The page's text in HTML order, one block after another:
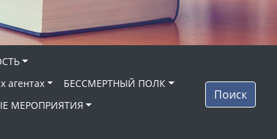
агентах
БЕССМЕРТНЫЙ ПОЛК
МЕРОПРИЯТИЯ
Поиск